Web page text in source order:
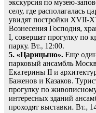
экскурсия по музею-
селу, где располагалась
увидят постройки XVII-
Вознесения Господня,
I, совершат прогулку по
парку. Вт., 12:00.
5. «Царицыно». Еще
парковый ансамбль
Екатерины II и
Баженов и Казаков.
прогулку по
интересных зданий
проходят выставки. Вт.,